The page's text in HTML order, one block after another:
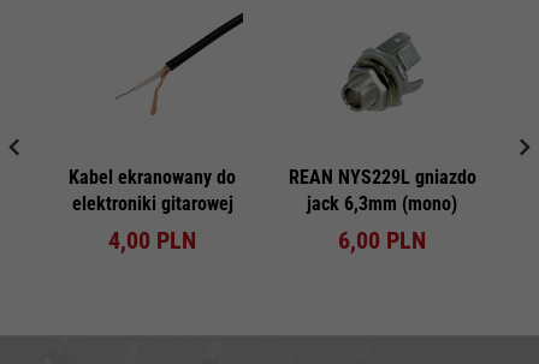
Kabel ekranowany do
elektroniki gitarowej
4,00 PLN
REAN NYS229L gniazdo
jack 6,3mm (mono)
6,00 PLN